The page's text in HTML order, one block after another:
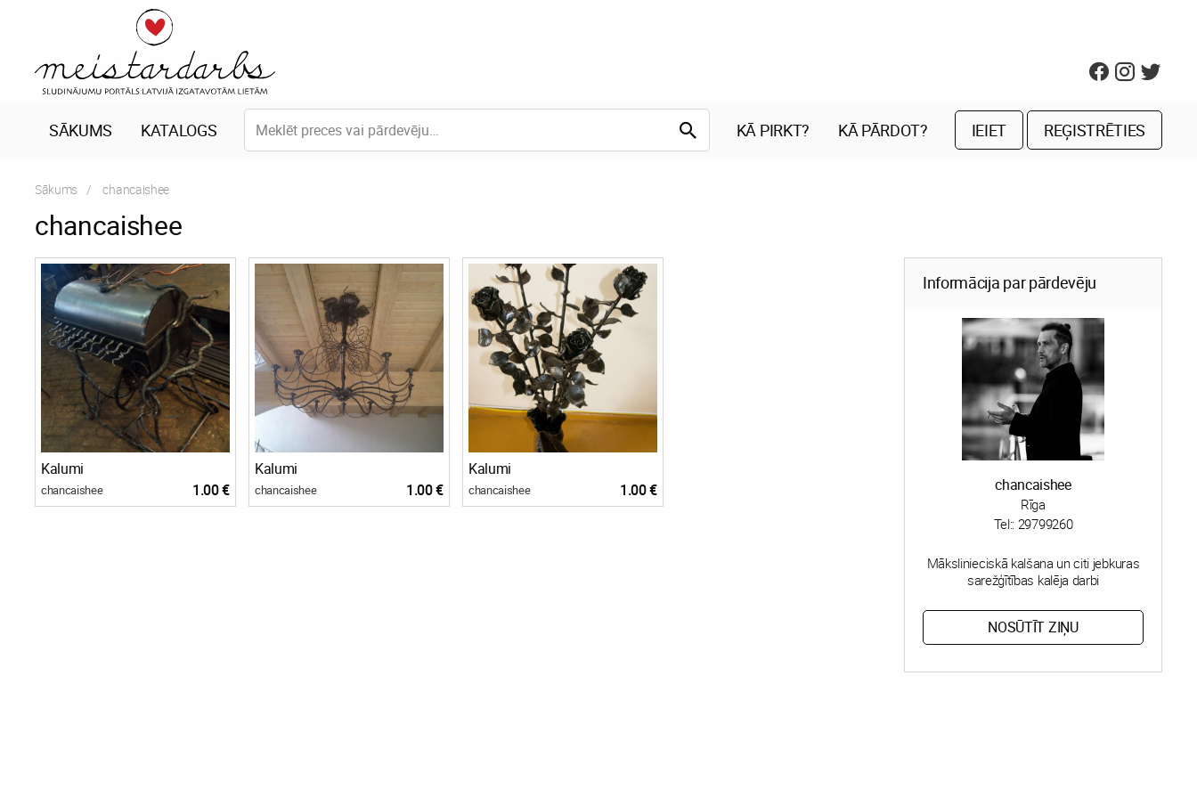
SĀKUMS KATALOGS KĀ PIRKT? KĀ PĀRDOT? IEIET REĢISTRĒTIES
Sākums Current:
chancaishee
chancaishee
Kalumi
chancaishee 1.00 €
Kalumi
chancaishee 1.00 €
Kalumi
chancaishee 1.00 €
Informācija par pārdevēju
chancaishee
Rīga
Tel:: 29799260
Mākslinieciskā kalšana un citi jebkuras
sarežģītības kalēja darbi
NOSŪTĪT ZIŅU